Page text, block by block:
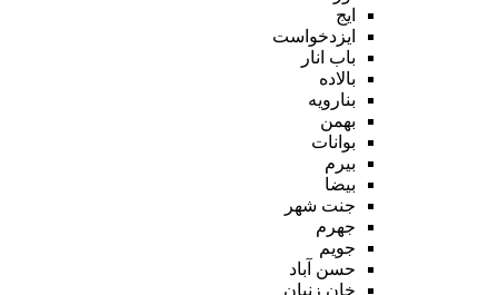
ایج
ایزدخواست
باب انار
بالاده
بنارویه
بهمن
بوانات
بیرم
بیضا
جنت شهر
جهرم
جویم
حسن آباد
خان زنیان